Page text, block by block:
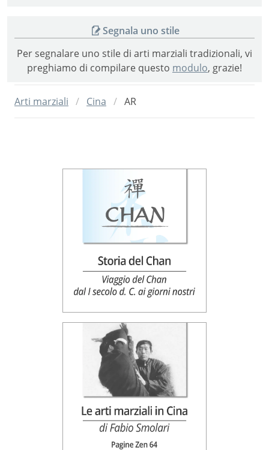
Segnala uno stile
Per segnalare uno stile di arti marziali tradizionali, vi
preghiamo di compilare questo modulo, grazie!
Arti marziali Cina AR